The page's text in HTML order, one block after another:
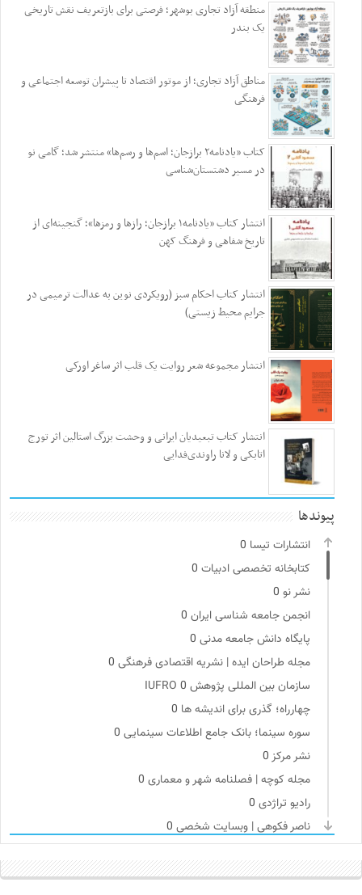
منطقه آزاد تجاری بوشهر؛ فرصتی برای بازتعریف نقش تاریخی
یک بندر
مناطق آزاد تجاری؛ از موتور اقتصاد تا پیشران توسعه اجتماعی و
فرهنگی
کتاب «یادنامه۲ برازجان؛ اسم‌ها و رسم‌ها» منتشر شد؛ گامی نو
در مسیر دشتستان‌شناسی
انتشار کتاب «یادنامه۱ برازجان؛ رازها و رمزها»؛ گنجینه‌ای از
تاریخ شفاهی و فرهنگ کهن
انتشار کتاب احکام سبز (رویکردی نوین به عدالت ترمیمی در
جرایم محیط‌ زیستی)
انتشار مجموعه شعر روایت یک قلب اثر ساغر اورکی
انتشار کتاب تبعیدیان ایرانی و وحشت بزرگ استالین اثر تورج
اتابکی و لانا راوندی‌فدایی
پیوندها
انتشارات تیسا
کتابخانه تخصصی ادبیات
نشر نو
انجمن جامعه شناسی ایران
پایگاه دانش جامعه مدنی
مجله طراحان ایده | نشریه اقتصادی فرهنگی
سازمان بین المللی پژوهش IUFRO 0
چهارراه؛ گذری برای اندیشه ها
سوره سینما؛ بانک جامع اطلاعات سینمایی
نشر مرکز
مجله کوچه | فصلنامه شهر و معماری
رادیو تراژدی
ناصر فکوهی | وبسایت شخصی
روزنامه پیام ما0